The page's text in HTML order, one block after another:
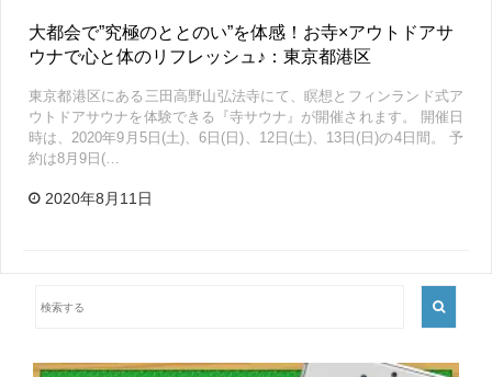
大都会で”究極のととのい”を体感！お寺×アウトドアサ
ウナで心と体のリフレッシュ♪：東京都港区
東京都港区にある三田高野山弘法寺にて、瞑想とフィンランド式ア
ウトドアサウナを体験できる『寺サウナ』が開催されます。 開催日
時は、2020年9月5日(土)、6日(日)、12日(土)、13日(日)の4日間。 予
約は8月9日(…
2020年8月11日